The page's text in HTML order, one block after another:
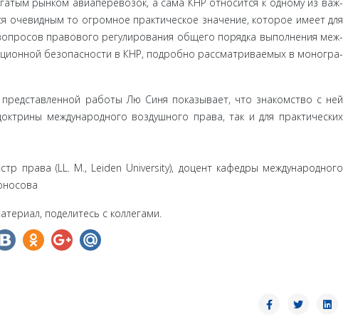
очевид­ным то огромное практическое значение, которое имеет для
правового регулирования общего порядка выполнения меж­
безопасности в КНР, подробно рассматриваемых в моногра­
работы Лю Синя показывает, что знакомство с ней
международного воздушного права, так и для практических
права (LL. M., Leiden University), доцент кафедры международного
поделитесь с коллегами.